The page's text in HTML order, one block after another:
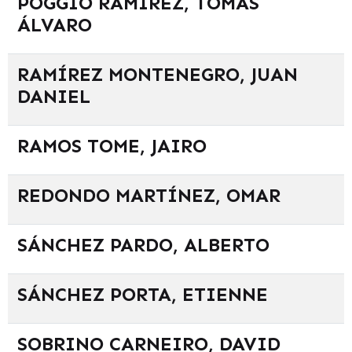
ÁLVARO
RAMÍREZ MONTENEGRO, JUAN
DANIEL
RAMOS TOME, JAIRO
REDONDO MARTÍNEZ, OMAR
SÁNCHEZ PARDO, ALBERTO
SÁNCHEZ PORTA, ETIENNE
SOBRINO CARNEIRO, DAVID